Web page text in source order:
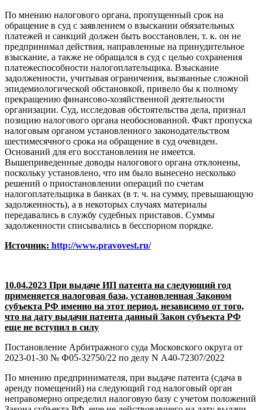
По мнению налогового органа, пропущенный срок на
обращение в суд с заявлением о взыскании обязательных
платежей и санкций должен быть восстановлен, т. к. он не
предпринимал действия, направленные на принудительное
взыскание, а также не обращался в суд с целью сохранения
платежеспособности налогоплательщика. Взыскание
задолженности, учитывая ограничения, вызванные сложной
эпидемиологической обстановкой, привело бы к полному
прекращению финансово-хозяйственной деятельности
организации. Суд, исследовав обстоятельства дела, признал
позицию налогового органа необоснованной. Факт пропуска
налоговым органом установленного законодательством
шестимесячного срока на обращение в суд очевиден.
Оснований для его восстановления не имеется.
Вышеприведенные доводы налогового органа отклонены,
поскольку установлено, что им было вынесено несколько
решений о приостановлении операций по счетам
налогоплательщика в банках (в т. ч. на сумму, превышающую
задолженность), а в некоторых случаях материалы
передавались в службу судебных приставов. Суммы
задолженности списывались в бесспорном порядке.
Источник: http://www.pravovest.ru/
10.04.2023 При выдаче ИП патента на следующий год
применяется налоговая база, установленная Законом
субъекта РФ именно на этот период, независимо от того,
что на дату выдачи патента данный Закон субъекта РФ
еще не вступил в силу
Постановление Арбитражного суда Московского округа от
2023-01-30 № Ф05-32750/22 по делу N А40-72307/2022
По мнению предпринимателя, при выдаче патента (сдача в
аренду помещений) на следующий год налоговый орган
неправомерно определил налоговую базу с учетом положений